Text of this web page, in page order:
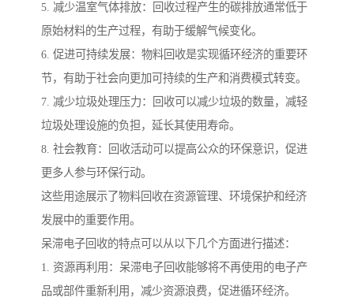
5. 减少温室气体排放：回收过程产生的碳排放通常低于
原始材料的生产过程，有助于缓解气候变化。
6. 促进可持续发展：物料回收是实现循环经济的重要环
节，有助于社会向更加可持续的生产和消费模式转变。
7. 减少垃圾处理压力：回收可以减少垃圾的数量，减轻
垃圾处理设施的负担，延长其使用寿命。
8. 社会教育：回收活动可以提高公众的环保意识，促进
更多人参与环保行动。
这些用途展示了物料回收在资源管理、环境保护和经济
发展中的重要作用。
呆滞电子回收的特点可以从以下几个方面进行描述：
1. 资源再利用：呆滞电子回收能够将不再使用的电子产
品或部件重新利用，减少资源浪费，促进循环经济。